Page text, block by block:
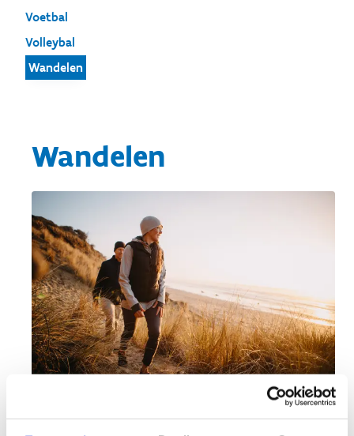
Voetbal
Volleybal
Wandelen
Wandelen
Stap in het avontuur van